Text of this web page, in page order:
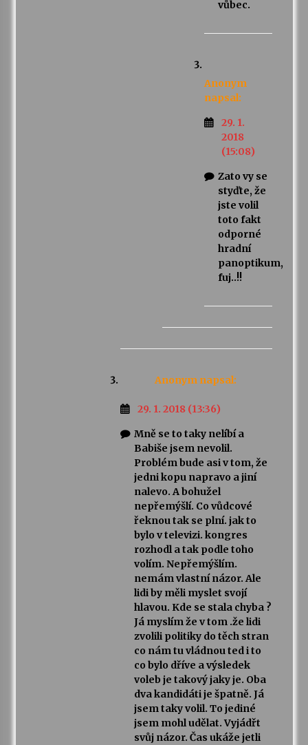
vůbec.
Anonym
napsal:
29. 1.
2018
(15:08)
Zato vy se
styďte, že
jste volil
toto fakt
odporné
hradní
panoptikum,
fuj..!!
Anonym napsal:
29. 1. 2018 (13:36)
Mně se to taky nelíbí a
Babiše jsem nevolil.
Problém bude asi v tom, že
jedni kopu napravo a jiní
nalevo. A bohužel
nepřemýšlí. Co vůdcové
řeknou tak se plní. jak to
bylo v televizi. kongres
rozhodl a tak podle toho
volím. Nepřemýšlím.
nemám vlastní názor. Ale
lidi by měli myslet svojí
hlavou. Kde se stala chyba ?
Já myslím že v tom .že lidi
zvolili politiky do těch stran
co nám tu vládnou ted i to
co bylo dříve a výsledek
voleb je takový jaky je. Oba
dva kandidáti je špatně. Já
jsem taky volil. To jediné
jsem mohl udělat. Vyjádřt
svůj názor. Čas ukáže jetli